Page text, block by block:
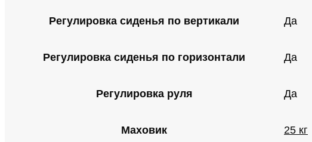
Регулировка сиденья по вертикали Да
Регулировка сиденья по горизонтали Да
Регулировка руля Да
Маховик 25 кг